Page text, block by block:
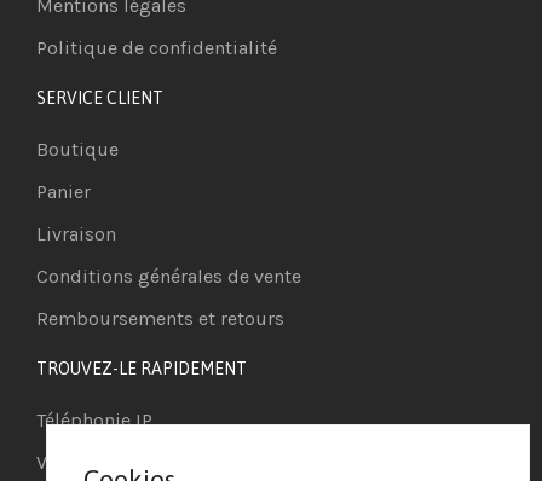
Mentions légales
Politique de confidentialité
SERVICE CLIENT
Boutique
Panier
Livraison
Conditions générales de vente
Remboursements et retours
TROUVEZ-LE RAPIDEMENT
Téléphonie IP
Visioconférence